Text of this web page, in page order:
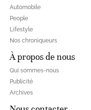
Automobile
People
Lifestyle
Nos chroniqueurs
À propos de nous
Qui sommes-nous
Publicité
Archives